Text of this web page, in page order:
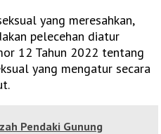
yang meresahkan,
pelecehan diatur
12 Tahun 2022 tentang
yang mengatur secara
Pendaki Gunung